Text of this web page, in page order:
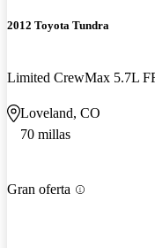
2012 Toyota Tundra
Limited CrewMax 5.7L
Loveland, CO
70 millas
Gran oferta